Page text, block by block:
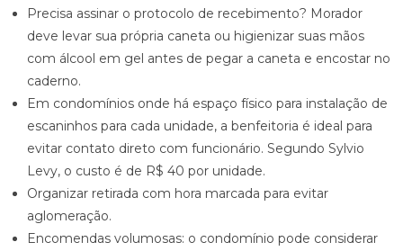
Precisa assinar o protocolo de recebimento? Morador
deve levar sua própria caneta ou higienizar suas mãos
com álcool em gel antes de pegar a caneta e encostar no
caderno.
Em condomínios onde há espaço físico para instalação de
escaninhos para cada unidade, a benfeitoria é ideal para
evitar contato direto com funcionário. Segundo Sylvio
Levy, o custo é de R$ 40 por unidade.
Organizar retirada com hora marcada para evitar
aglomeração.
Encomendas volumosas: o condomínio pode considerar